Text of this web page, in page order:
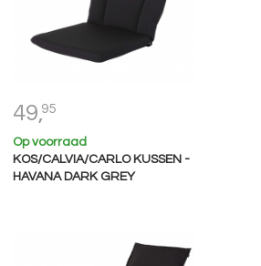
49,95
Op voorraad
KOS/CALVIA/CARLO KUSSEN -
HAVANA DARK GREY